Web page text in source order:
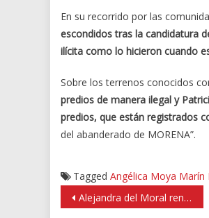
En su recorrido por las
escondidos tras la candidatura
ilícita como lo hicieron cuando
Sobre los terrenos conocidos
predios de manera ilegal y
predios, que están registrados
del abanderado de MORENA”.
Tagged Angélica Moya Marín
Navegación
de
Alejandra del Moral renunció al PRI